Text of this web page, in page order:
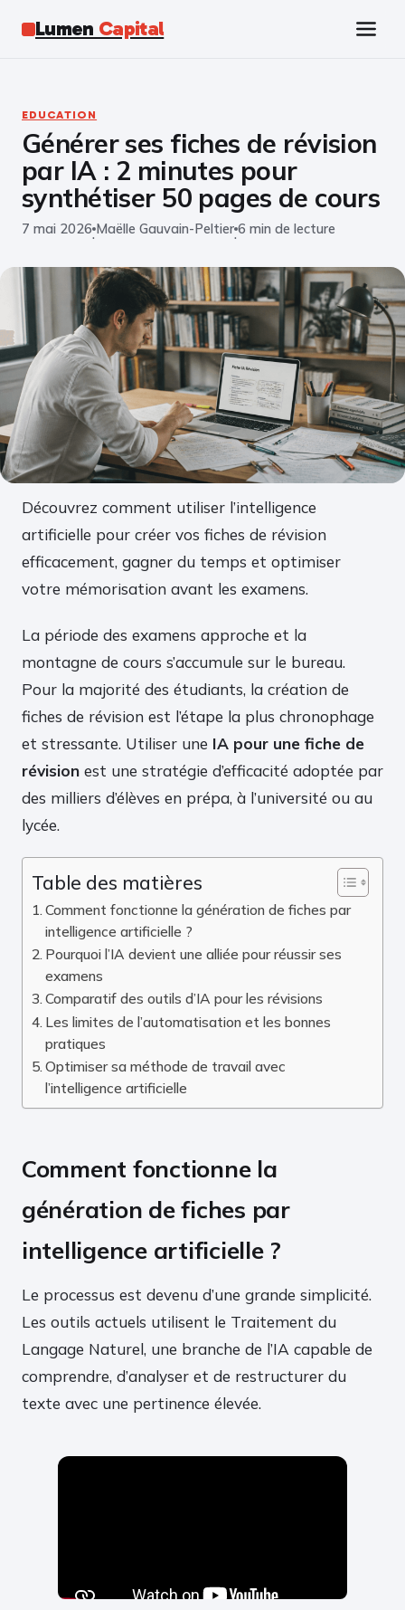
Lumen Capital
Business
Finance
Marketing
Éducation
Emploi
EDUCATION
Générer ses fiches de révision
par IA : 2 minutes pour
synthétiser 50 pages de cours
7 mai 2026
·
Maëlle Gauvain-Peltier
·
6 min de lecture
Découvrez comment utiliser l’intelligence
artificielle pour créer vos fiches de révision
efficacement, gagner du temps et optimiser
votre mémorisation avant les examens.
La période des examens approche et la
montagne de cours s’accumule sur le bureau.
Pour la majorité des étudiants, la création de
fiches de révision est l’étape la plus chronophage
et stressante. Utiliser une IA pour une fiche de
révision est une stratégie d’efficacité adoptée par
des milliers d’élèves en prépa, à l’université ou au
lycée.
Table des matières
Comment fonctionne la génération de fiches par
intelligence artificielle ?
Pourquoi l’IA devient une alliée pour réussir ses
examens
Comparatif des outils d’IA pour les révisions
Les limites de l’automatisation et les bonnes
pratiques
Optimiser sa méthode de travail avec
l’intelligence artificielle
Comment fonctionne la
génération de fiches par
intelligence artificielle ?
Le processus est devenu d’une grande simplicité.
Les outils actuels utilisent le Traitement du
Langage Naturel, une branche de l’IA capable de
comprendre, d’analyser et de restructurer du
texte avec une pertinence élevée.